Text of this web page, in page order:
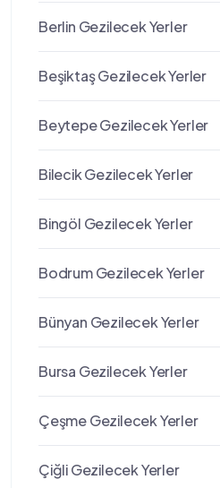
Berlin Gezilecek Yerler
Beşiktaş Gezilecek Yerler
Beytepe Gezilecek Yerler
Bilecik Gezilecek Yerler
Bingöl Gezilecek Yerler
Bodrum Gezilecek Yerler
Bünyan Gezilecek Yerler
Bursa Gezilecek Yerler
Çeşme Gezilecek Yerler
Çiğli Gezilecek Yerler